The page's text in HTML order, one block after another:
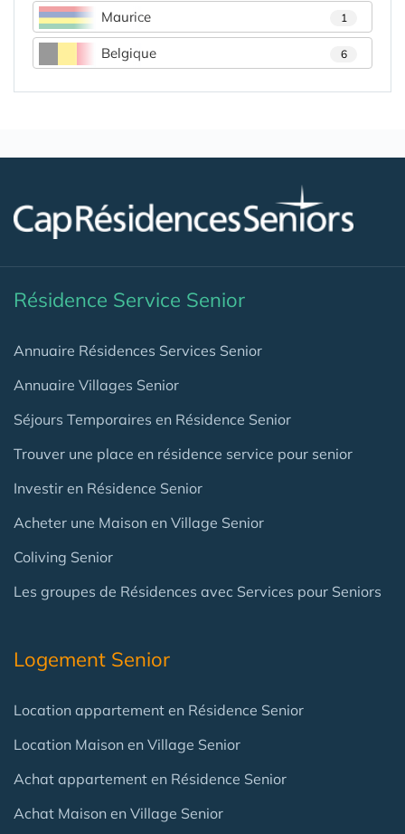
Maurice 1
Belgique 6
Résidence Service Senior
Annuaire Résidences Services Senior
Annuaire Villages Senior
Séjours Temporaires en Résidence Senior
Trouver une place en résidence service pour senior
Investir en Résidence Senior
Acheter une Maison en Village Senior
Coliving Senior
Les groupes de Résidences avec Services pour Seniors
Logement Senior
Location appartement en Résidence Senior
Location Maison en Village Senior
Achat appartement en Résidence Senior
Achat Maison en Village Senior